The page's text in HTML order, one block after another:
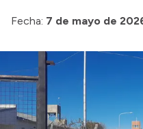
Login
Fecha: 7 de mayo de